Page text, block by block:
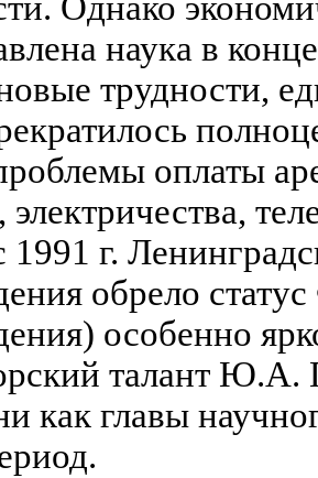
Однако
наука в
трудности,
оплаты
электричества,
1991 г.
обрело
особенно
талант Ю.А.
как главы